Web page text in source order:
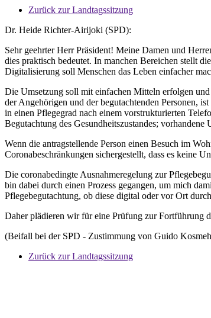
Zurück zur Landtagssitzung
Dr. Heide Richter-Airijoki (SPD):
Sehr geehrter Herr Präsident! Meine Damen und
dies praktisch bedeutet. In manchen Bereichen stellt
Digitalisierung soll Menschen das Leben einfacher
Die Umsetzung soll mit einfachen Mitteln erfolgen
der Angehörigen und der begutachtenden Personen,
in einen Pflegegrad nach einem vorstrukturierten
Begutachtung des Gesundheitszustandes;
Wenn die antragstellende Person einen Besuch im
Coronabeschränkungen sichergestellt, dass es keine
Die coronabedingte Ausnahmeregelung zur
bin dabei durch einen Prozess gegangen, um mich
Pflegebegutachtung, ob diese digital oder vor Ort
Daher plädieren wir für eine Prüfung zur Fortführung
(Beifall bei der SPD - Zustimmung von Guido
Zurück zur Landtagssitzung